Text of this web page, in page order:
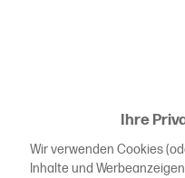
Ihre
Wir verwenden Cookies
Inhalte und